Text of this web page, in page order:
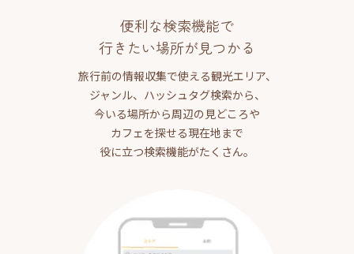
便利な検索機能で
行きたい場所が見つかる
旅行前の情報収集で使える観光エリア、
ジャンル、ハッシュタグ検索から、
今いる場所から周辺の見どころや
カフェを探せる現在地まで
役に立つ検索機能がたくさん。